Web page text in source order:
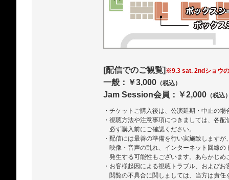
[配信でのご観覧] ※9.3 sat. 2ndショウ
一般：￥3,000 （税込）
Jam Session会員：￥2,000 （税込
・チケットご購入後は、公演延期・中止の
・視聴方法や注意事項につきましては、各
必ず購入前にご確認ください。
・配信には最善の準備を行い実施致します
映像・音声の乱れ、インターネット回線
発生する可能性もございます。あらかじめ
・お客様起因による視聴トラブル、および
閲覧の不具合に関しましては、当方は責任